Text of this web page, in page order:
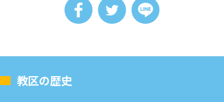
教区の歴史